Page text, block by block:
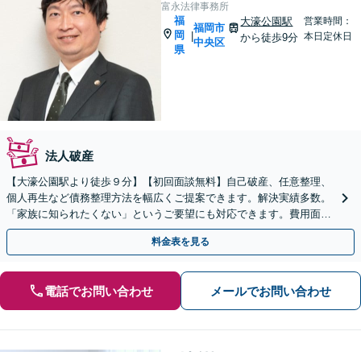
富永法律事務所
福
岡
県
|
福岡市
中央区
大濠公園駅
から徒歩9分
営業時間：
本日定休日
法人破産
【大濠公園駅より徒歩９分】【初回面談無料】自己破産、任意整理、
個人再生など債務整理方法を幅広くご提案できます。解決実績多数。
「家族に知られたくない」というご要望にも対応できます。費用面も
お気軽にご相談ください【分割払い可】【休日面談可】
料金表を見る
電話でお問い合わせ メールでお問い合わせ